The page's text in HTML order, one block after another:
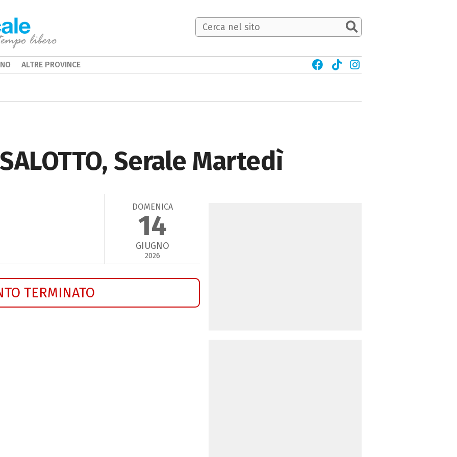
Serale Martedì
DOMENICA
14
GIUGNO
2026
TERMINATO
ALTRE PROVINCE